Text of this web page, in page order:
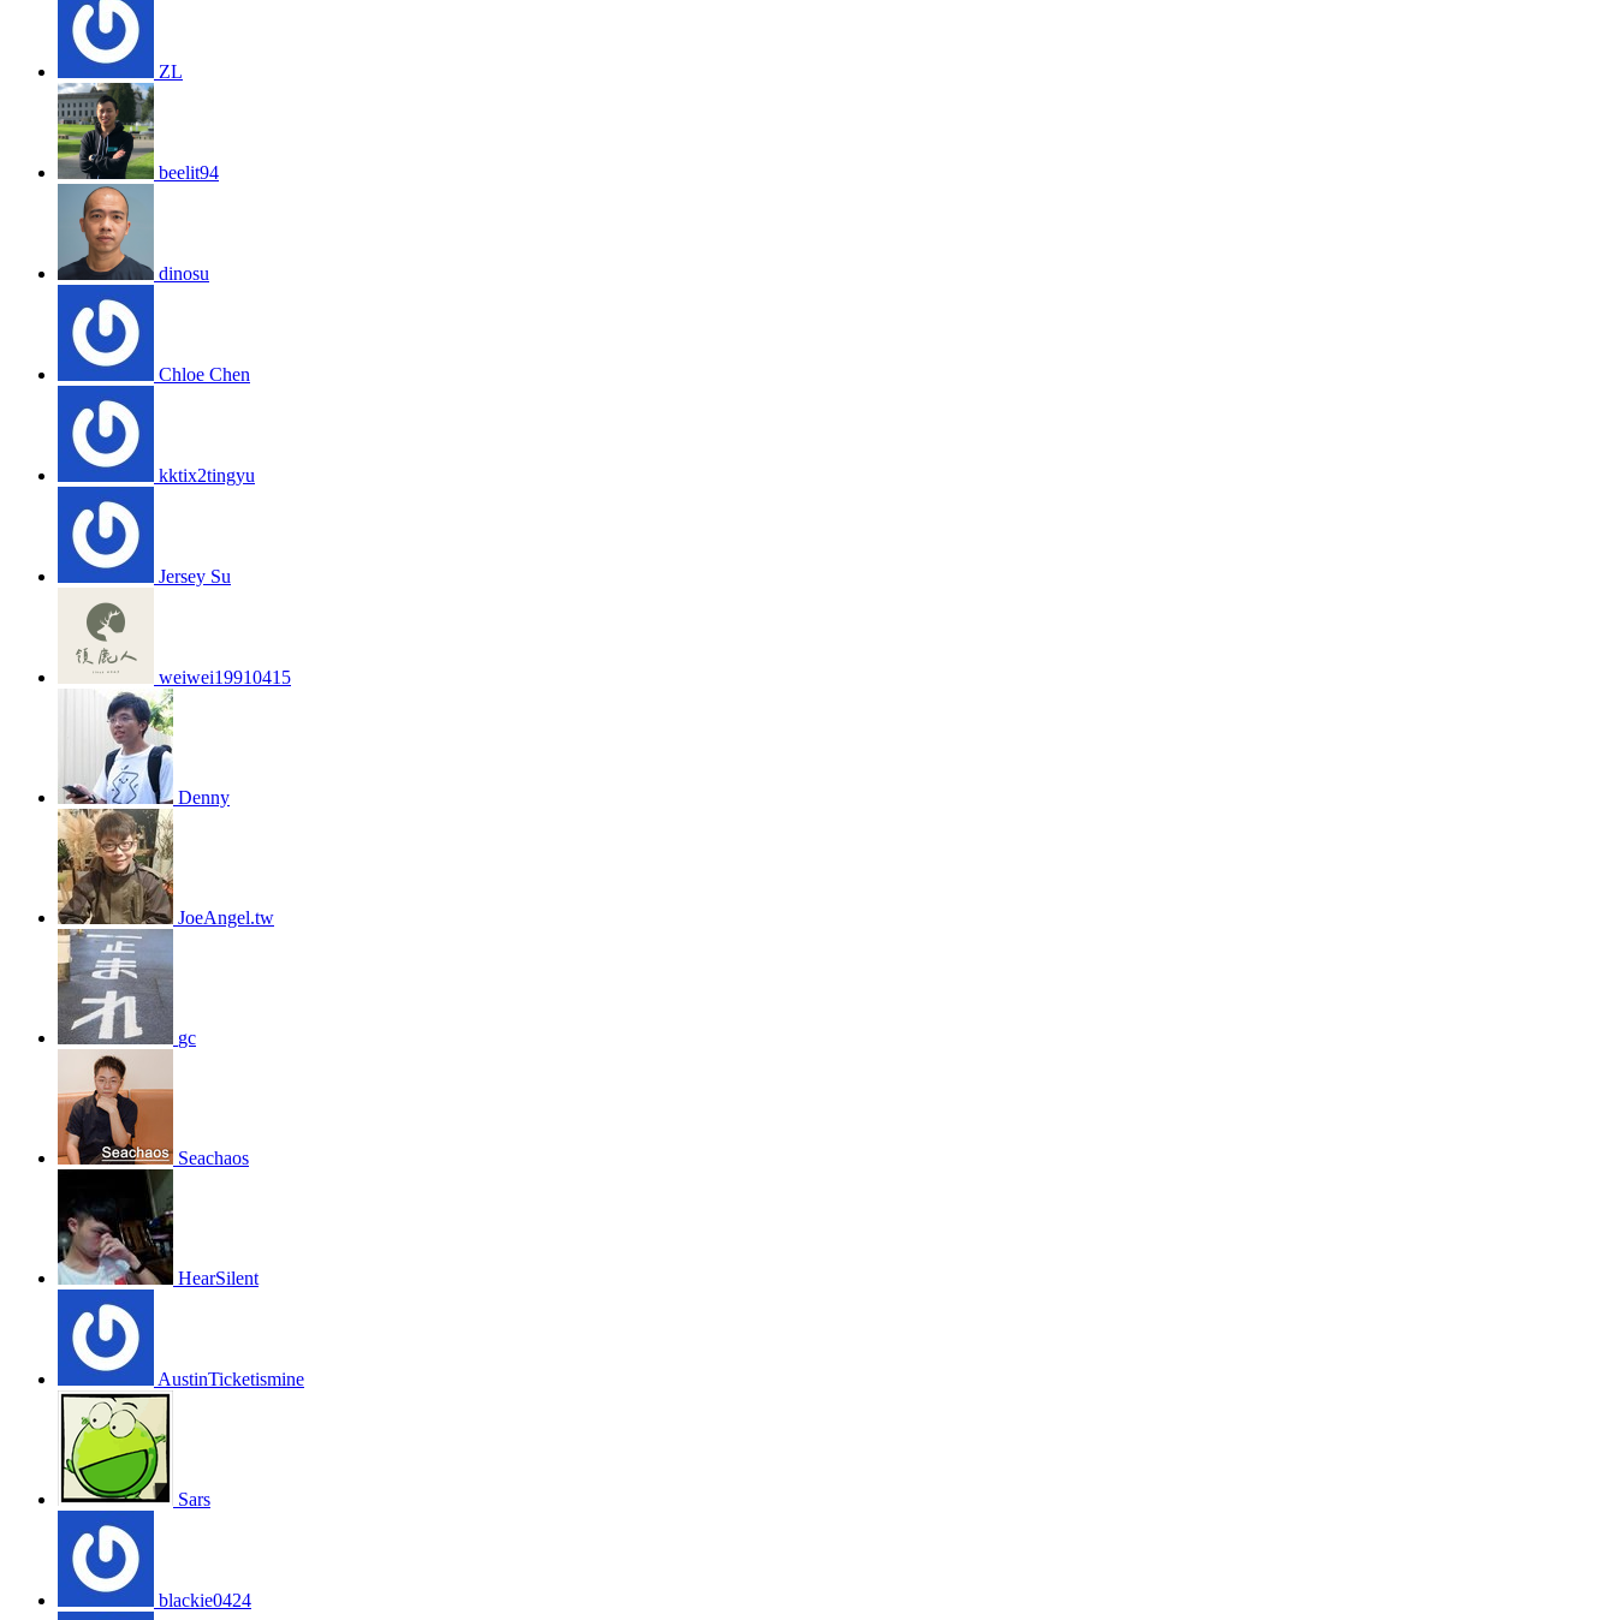
ZL
beelit94
dinosu
Chloe Chen
kktix2tingyu
Jersey Su
weiwei19910415
Denny
JoeAngel.tw
gc
Seachaos
HearSilent
AustinTicketismine
Sars
blackie0424